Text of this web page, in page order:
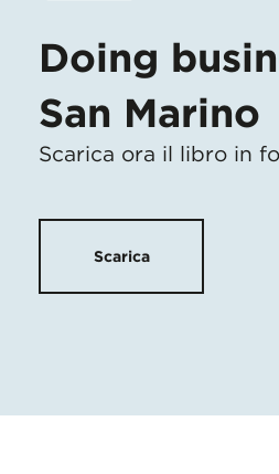
Doing
San Marino
Scarica ora il libro in
Scarica